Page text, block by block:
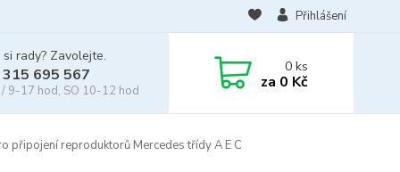
Přihlášení
rady? Zavolejte.
695 567
/ 9-17 hod, SO 10-12 hod
0ks
za 0 Kč
připojení reproduktorů Mercedes třídy A E C